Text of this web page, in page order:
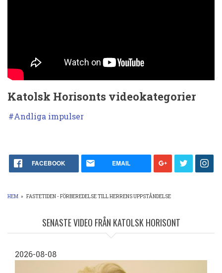
Katolsk Horisonts videokategorier
Andliga impulser
FACEBOOK EMAIL
HEM » FASTETIDEN - FÖRBEREDELSE TILL HERRENS UPPSTÅNDELSE
SENASTE VIDEO FRÅN KATOLSK HORISONT
2026-08-08